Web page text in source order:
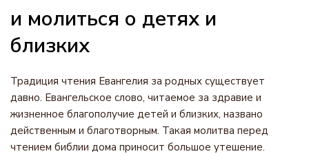
и молиться о детях и
близких
Традиция чтения Евангелия за родных существует
давно. Евангельское слово, читаемое за здравие и
жизненное благополучие детей и близких, названо
действенным и благотворным. Такая молитва перед
чтением библии дома приносит большое утешение.